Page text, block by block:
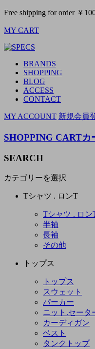
Free shipping for order ￥
MY CART
BRANDS
SHOPPING
BLOG
ACCESS
CONTACT
MY ACCOUNT 新規会員
SHOPPING CARTカ
SEARCH
カテゴリーを選択
Tシャツ . ロンT
Tシャツ . ロン
半袖
長袖
その他
トップス
トップス
スウェット
パーカー
ニット.セータ
カーディガン
ベスト
タンクトップ